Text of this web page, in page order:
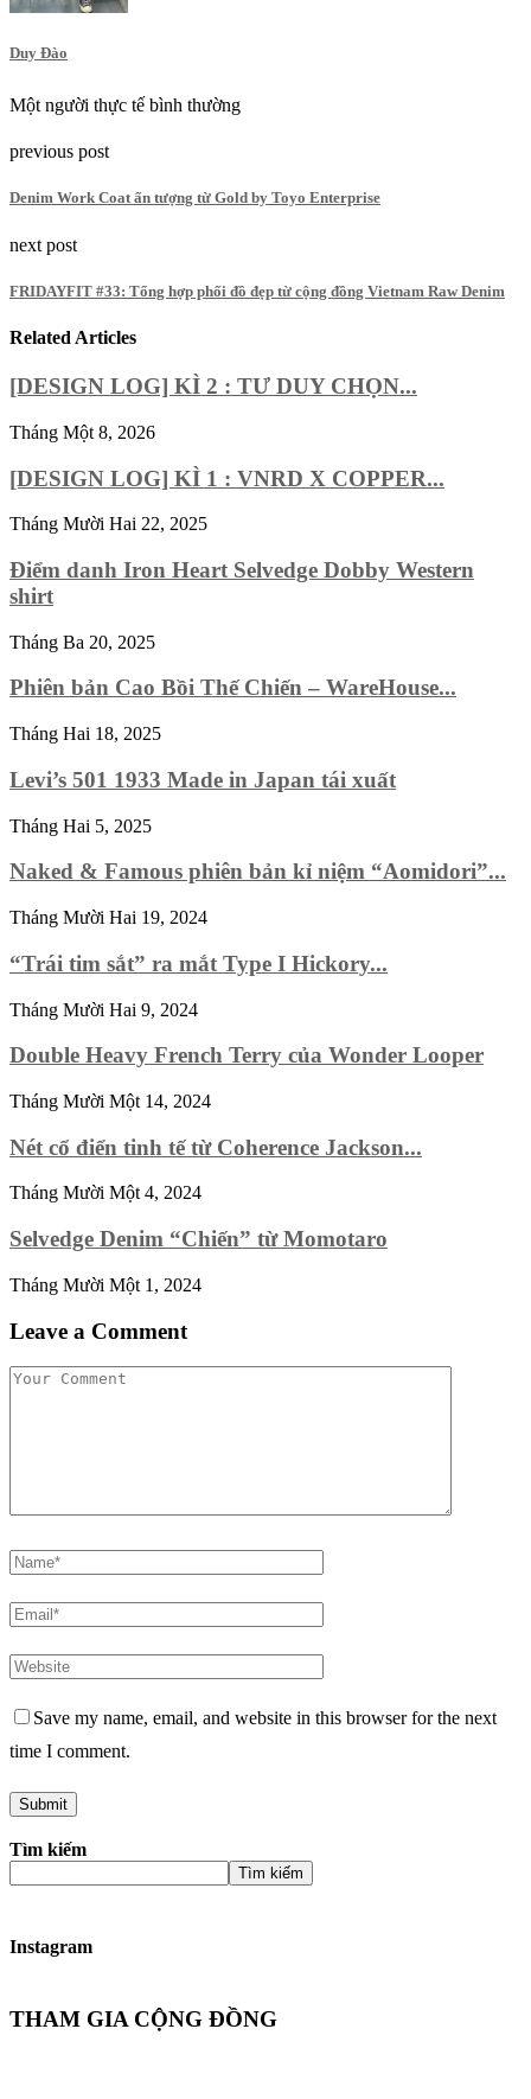
Duy Đào
Một người thực tế bình thường
previous post
Denim Work Coat ấn tượng từ Gold by Toyo Enterprise
next post
FRIDAYFIT #33: Tổng hợp phối đồ đẹp từ cộng đồng Vietnam Raw Denim
Related Articles
[DESIGN LOG] KÌ 2 : TƯ DUY CHỌN...
Tháng Một 8, 2026
[DESIGN LOG] KÌ 1 : VNRD X COPPER...
Tháng Mười Hai 22, 2025
Điểm danh Iron Heart Selvedge Dobby Western
shirt
Tháng Ba 20, 2025
Phiên bản Cao Bồi Thế Chiến – WareHouse...
Tháng Hai 18, 2025
Levi’s 501 1933 Made in Japan tái xuất
Tháng Hai 5, 2025
Naked & Famous phiên bản kỉ niệm “Aomidori”...
Tháng Mười Hai 19, 2024
“Trái tim sắt” ra mắt Type I Hickory...
Tháng Mười Hai 9, 2024
Double Heavy French Terry của Wonder Looper
Tháng Mười Một 14, 2024
Nét cổ điển tinh tế từ Coherence Jackson...
Tháng Mười Một 4, 2024
Selvedge Denim “Chiến” từ Momotaro
Tháng Mười Một 1, 2024
Leave a Comment
Save my name, email, and website in this browser for the next
time I comment.
Tìm kiếm
Tìm kiếm
Instagram
THAM GIA CỘNG ĐỒNG